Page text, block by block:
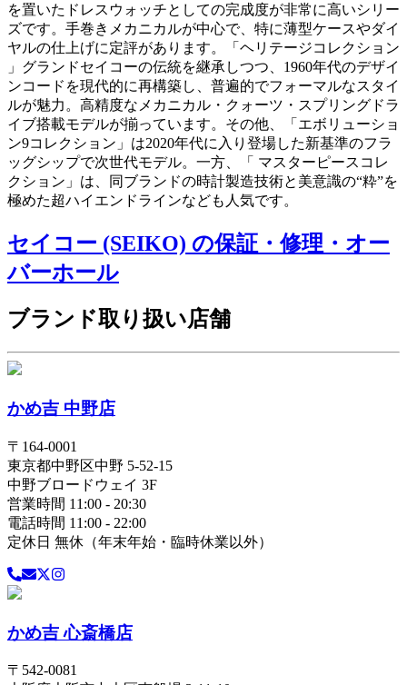
を置いたドレスウォッチとしての完成度が非常に高いシリー
ズです。手巻きメカニカルが中心で、特に薄型ケースやダイ
ヤルの仕上げに定評があります。「ヘリテージコレクション
」グランドセイコーの伝統を継承しつつ、1960年代のデザイ
ンコードを現代的に再構築し、普遍的でフォーマルなスタイ
ルが魅力。高精度なメカニカル・クォーツ・スプリングドラ
イブ搭載モデルが揃っています。その他、「エボリューショ
ン9コレクション」は2020年代に入り登場した新基準のフラ
ッグシップで次世代モデル。一方、「 マスターピースコレ
クション」は、同ブランドの時計製造技術と美意識の“粋”を
極めた超ハイエンドラインなども人気です。
セイコー (SEIKO) の保証・修理・オー
バーホール
ブランド取り扱い店舗
かめ吉 中野店
〒 164-0001
東京都中野区中野 5-52-15
中野ブロードウェイ 3F
営業時間 11:00 - 20:30
電話時間 11:00 - 22:00
定休日 無休（年末年始・臨時休業以外）
かめ吉 心斎橋店
〒 542-0081